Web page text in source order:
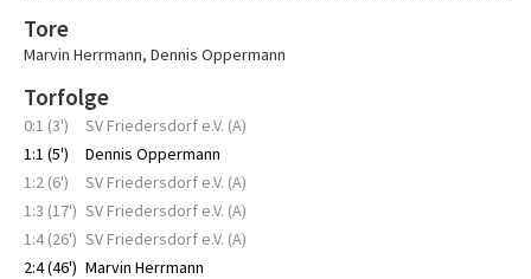
Tore
Marvin Herrmann, Dennis Oppermann
Torfolge
0:1 (3')
SV Friedersdorf e.V. (A)
1:1 (5')
Dennis Oppermann
1:2 (6')
SV Friedersdorf e.V. (A)
1:3 (17') SV Friedersdorf e.V. (A)
1:4 (26') SV Friedersdorf e.V. (A)
2:4 (46') Marvin Herrmann